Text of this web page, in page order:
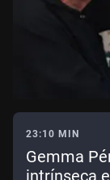
23:10 MIN
Gemma
intrínseca